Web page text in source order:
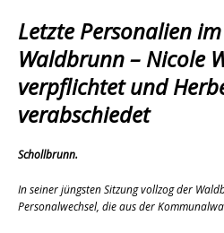
Letzte Personalien
Waldbrunn – Nicole
verpflichtet und
verabschiedet
Schollbrunn.
In seiner jüngsten Sitzung vollzog der
Personalwechsel, die aus der